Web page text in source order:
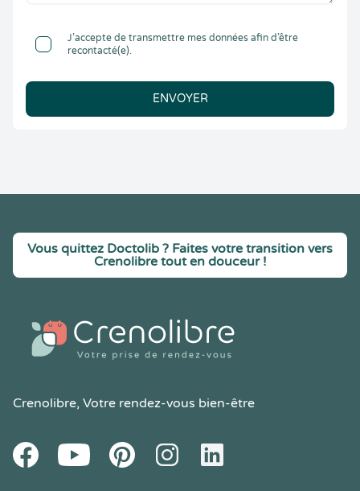
J’accepte de transmettre mes données afin d’être
recontacté(e).
ENVOYER
Vous quittez Doctolib ? Faites votre transition vers
Crenolibre tout en douceur !
Crenolibre, Votre rendez-vous bien-être
FacebookYoutube PinteresetInstagramLinkedIn